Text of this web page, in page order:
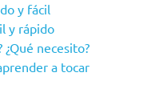
y fácil
y rápido
necesito?
a tocar